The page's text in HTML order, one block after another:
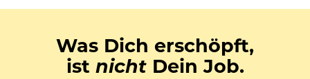
Was Dich erschöpft,
ist nicht Dein Job.